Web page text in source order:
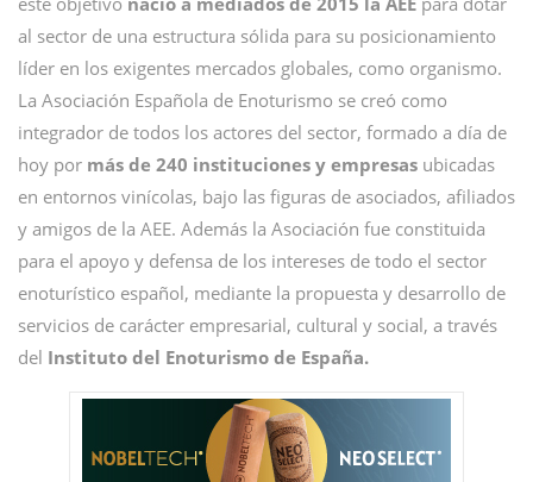
al sector de una estructura sólida para su posicionamiento
líder en los exigentes mercados globales, como organismo.
La Asociación Española de Enoturismo se creó como
integrador de todos los actores del sector, formado a día de
hoy por más de 240 instituciones y empresas ubicadas
en entornos vinícolas, bajo las figuras de asociados, afiliados
y amigos de la AEE. Además la Asociación fue constituida
para el apoyo y defensa de los intereses de todo el sector
enoturístico español, mediante la propuesta y desarrollo de
servicios de carácter empresarial, cultural y social, a través
del Instituto del Enoturismo de España.